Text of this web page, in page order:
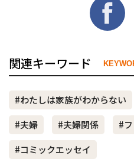
関連キーワード
#わたしは家族がわからない
#夫婦
#夫婦関係 #
#コミックエッセイ